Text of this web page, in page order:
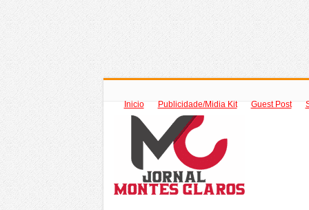
Inicio Publicidade/Midia Kit Guest Post